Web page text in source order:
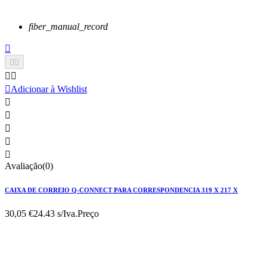
fiber_manual_record

 
 
Adicionar à Wishlist





Avaliação(0)
CAIXA DE CORREIO Q-CONNECT PARA CORRESPONDENCIA 319 X 217 X
30,05 €24.43 s/Iva.Preço